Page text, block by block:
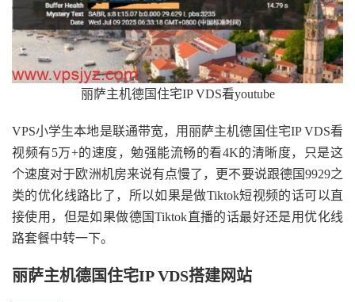
丽萨主机德国住宅IP VDS看youtube
VPS小学生本地是联通带宽，用丽萨主机德国住宅IP VDS看
视频有5万+的速度，勉强能流畅的看4K的清晰度，只是这
个速度对于欧洲机房来说有点慢了，更不要说跟德国9929之
类的优化线路比了，所以如果是做Tiktok短视频的话可以直
接使用，但是如果做德国Tiktok直播的话最好还是用优化线
路套餐中转一下。
丽萨主机德国住宅IP VDS搭建网站